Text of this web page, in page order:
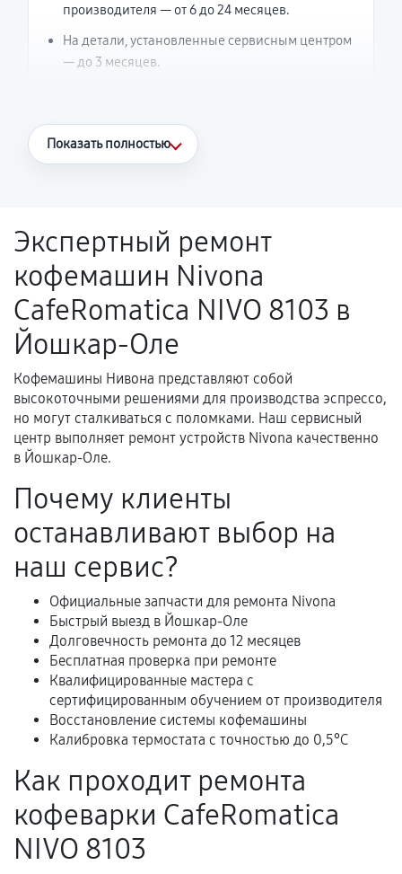
производителя — от 6 до 24 месяцев.
На детали, установленные сервисным центром
— до 3 месяцев.
Что считается гарантийным случаем
Поломка установленной детали при
нормальной эксплуатации в течение
гарантийного срока.
Несоответствие комплектующей заявленным
техническим характеристикам.
Документы для подтверждения
гарантии
Акт выполненных работ с датой, перечнем
услуг и сроком гарантии.
Документы на установленные комплектующие
и кассовый чек.
Расширенная гарантия
В некоторых случаях возможно оформление
расширенной гарантии. Стоимость, сроки и
условия продления согласовываются отдельно и
Когда гарантия не действует
Показать полностью
Экспертный ремонт
кофемашин Nivona
CafeRomatica NIVO 8103 в
Йошкар-Оле
Кофемашины Нивона представляют собой
высокоточными решениями для производства эспрессо,
но могут сталкиваться с поломками. Наш сервисный
центр выполняет ремонт устройств Nivona качественно
в Йошкар-Оле.
Почему клиенты
останавливают выбор на
наш сервис?
Официальные запчасти для ремонта Nivona
Быстрый выезд в Йошкар-Оле
Долговечность ремонта до 12 месяцев
Бесплатная проверка при ремонте
Квалифицированные мастера с
сертифицированным обучением от производителя
Восстановление системы кофемашины
Калибровка термостата с точностью до 0,5°C
Как проходит ремонта
кофеварки CafeRomatica
NIVO 8103